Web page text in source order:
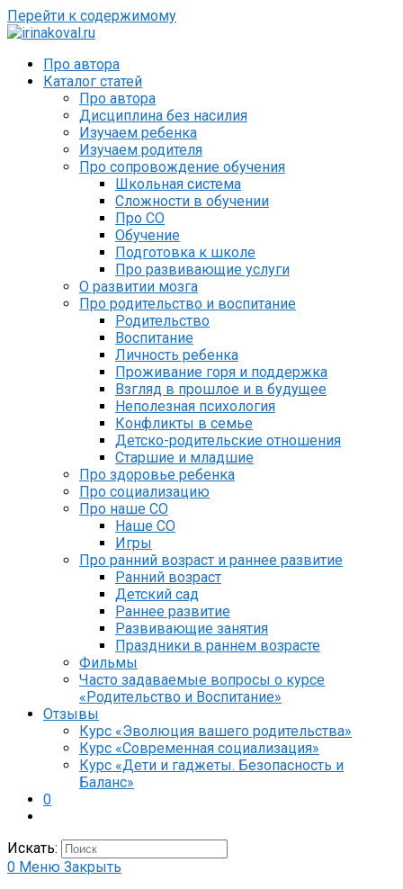
Перейти к содержимому
Про автора
Каталог статей
Про автора
Дисциплина без насилия
Изучаем ребенка
Изучаем родителя
Про сопровождение обучения
Школьная система
Сложности в обучении
Про СО
Обучение
Подготовка к школе
Про развивающие услуги
О развитии мозга
Про родительство и воспитание
Родительство
Воспитание
Личность ребенка
Проживание горя и поддержка
Взгляд в прошлое и в будущее
Неполезная психология
Конфликты в семье
Детско-родительские отношения
Старшие и младшие
Про здоровье ребенка
Про социализацию
Про наше СО
Наше СО
Игры
Про ранний возраст и раннее развитие
Ранний возраст
Детский сад
Раннее развитие
Развивающие занятия
Праздники в раннем возрасте
Фильмы
Часто задаваемые вопросы о курсе
«Родительство и Воспитание»
Отзывы
Курс «Эволюция вашего родительства»
Курс «Современная социализация»
Курс «Дети и гаджеты. Безопасность и
Баланс»
0
Искать:
0 Меню Закрыть